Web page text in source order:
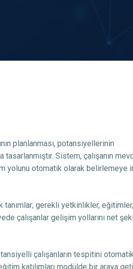
planlanması, potansiyellerinin
Sistem, çalışanın
yolunu otomatik olarak belirlemeye
gerekli yetkinlikler, eğitimler,
çalışanlar gelişim yollarını net
çalışanların tespitini
katılımları modülde bir araya